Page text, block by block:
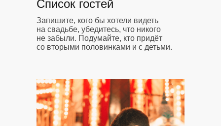
Список гостей
Запишите, кого бы хотели видеть
на свадьбе, убедитесь, что никого
не забыли. Подумайте, кто придёт
со вторыми половинками и с детьми.